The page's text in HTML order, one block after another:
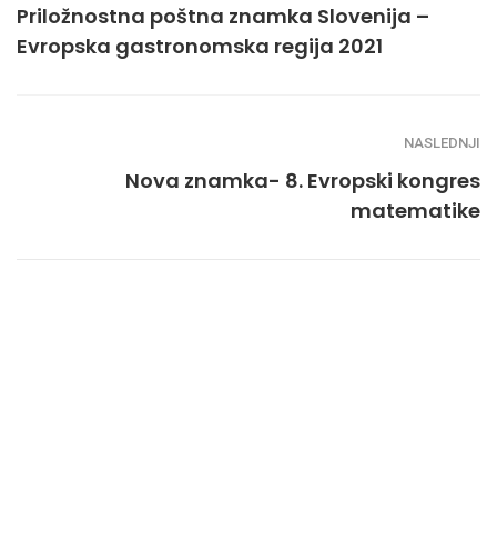
Priložnostna poštna znamka Slovenija –
Evropska gastronomska regija 2021
NASLEDNJI
Nova znamka- 8. Evropski kongres
matematike